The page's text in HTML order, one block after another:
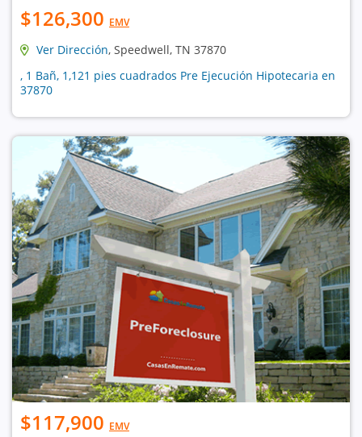
$126,300 EMV
Ver Dirección, Speedwell, TN 37870
, 1 Bañ, 1,121 pies cuadrados Pre Ejecución Hipotecaria en
37870
$117,900 EMV